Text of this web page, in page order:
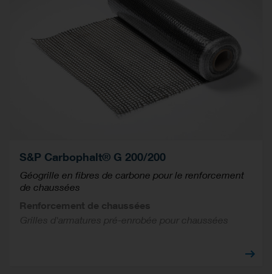
S&P Carbophalt® G 200/200
Géogrille en fibres de carbone pour le renforcement
de chaussées
Renforcement de chaussées
Grilles d'armatures pré-enrobée pour chaussées